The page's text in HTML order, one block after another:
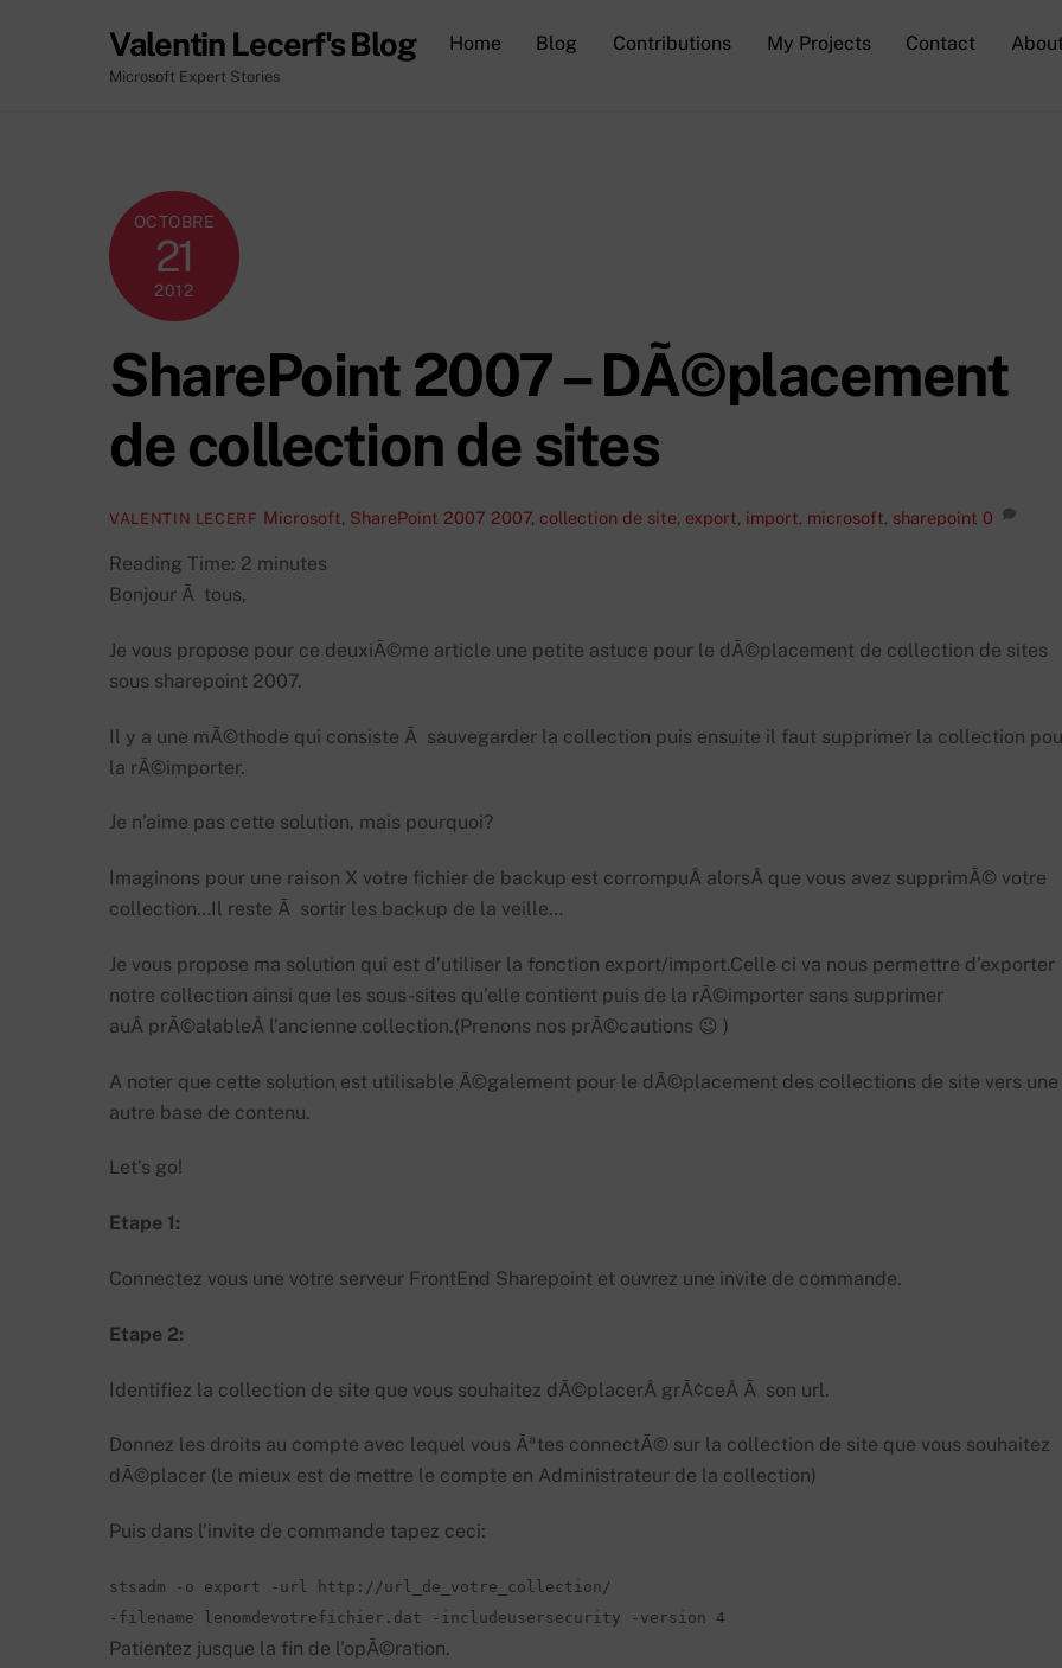
Valentin Lecerf's Blog
Microsoft Expert Stories
Home Blog Contributions My Projects Contact
OCTOBRE
21
2012
SharePoint 2007 – DÃ©placement
de collection de sites
VALENTIN LECERF Microsoft, SharePoint 2007 2007, collection de site, export, import, microsoft, sharepoint 0
Reading Time: 2 minutes
Bonjour Ã tous,
Je vous propose pour ce deuxiÃ©me article une petite astuce pour le dÃ©placement de collection de sites
sous sharepoint 2007.
Il y a une mÃ©thode qui consiste Ã sauvegarder la collection puis ensuite il faut supprimer la collection
la rÃ©importer.
Je n’aime pas cette solution, mais pourquoi?
Imaginons pour une raison X votre fichier de backup est corrompuÂ alorsÂ que vous avez supprimÃ© votre
collection…Il reste Ã sortir les backup de la veille…
Je vous propose ma solution qui est d’utiliser la fonction export/import.Celle ci va nous permettre d’exporter
notre collection ainsi que les sous-sites qu’elle contient puis de la rÃ©importer sans supprimer
auÂ prÃ©alableÂ l’ancienne collection.(Prenons nos prÃ©cautions 😉 )
A noter que cette solution est utilisable Ã©galement pour le dÃ©placement des collections de site vers une
autre base de contenu.
Let’s go!
Etape 1:
Connectez vous une votre serveur FrontEnd Sharepoint et ouvrez une invite de commande.
Etape 2:
Identifiez la collection de site que vous souhaitez dÃ©placerÂ grÃ¢ceÂ Ã son url.
Donnez les droits au compte avec lequel vous Ãªtes connectÃ© sur la collection de site que vous souhaitez
dÃ©placer (le mieux est de mettre le compte en Administrateur de la collection)
Puis dans l’invite de commande tapez ceci:
stsadm -o export -url http://url_de_votre_collection/
-filename lenomdevotrefichier.dat -includeusersecurity -version 4
Patientez jusque la fin de l’opÃ©ration.